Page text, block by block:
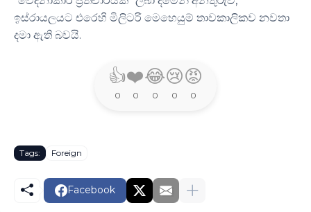
ඉස්රායලයට එරෙහි මිලිටරි මෙහෙයුම් තාවකාලිකව නවතා
දමා ඇති බවයි.
👍
0
❤️
0
😂
0
😢
0
😡
0
Tags: Foreign
Facebook